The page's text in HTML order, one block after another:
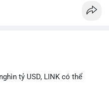
lại eo Hormuz, giảm lo ngại
chiếm tới 81,7% tổng 35,7
phe bán đang yếu thế.
dự báo thị trường RWA
theo giá trị token LINK có
tỷ USD, LINK có thể